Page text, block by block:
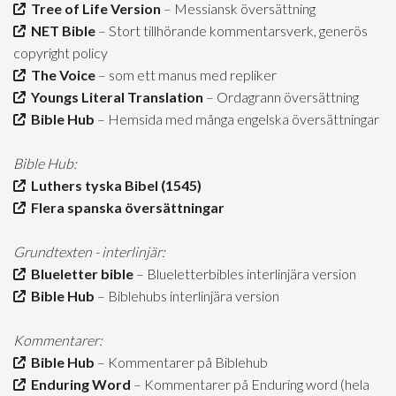
Tree of Life Version – Messiansk översättning
NET Bible – Stort tillhörande kommentarsverk, generös
copyright policy
The Voice – som ett manus med repliker
Youngs Literal Translation – Ordagrann översättning
Bible Hub – Hemsida med många engelska översättningar
Bible Hub:
Luthers tyska Bibel (1545)
Flera spanska översättningar
Grundtexten - interlinjär:
Blueletter bible – Blueletterbibles interlinjära version
Bible Hub – Biblehubs interlinjära version
Kommentarer:
Bible Hub – Kommentarer på Biblehub
Enduring Word – Kommentarer på Enduring word (hela